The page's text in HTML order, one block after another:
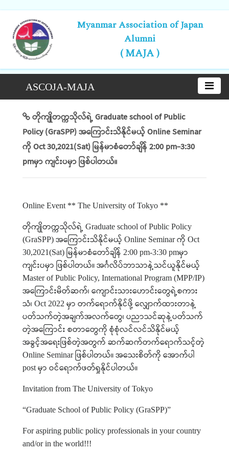
Myanmar Association of Japan
Alumni
( MAJA )
ASCOJA-MAJA
တိုကျိုတက္ကသိုလ်ရဲ့ Graduate school of Public
Policy (GraSPP) အကြောင်းသိနိုင်မယ့် Online Seminar
ကို Oct 30,2021(Sat) မြန်မာစံတော်ချိန် 2:00 pm-3:30
pmမှာ ကျင်းပမှာ ဖြစ်ပါတယ်။
Online Event ** The University of Tokyo **
တိုကျိုတက္ကသိုလ်ရဲ့ Graduate school of Public Policy
(GraSPP)အကြောင်းသိနိုင်မယ့် Online Seminarကို Oct
30,2021(Sat) မြန်မာစံတော်ချိန် 2:00 pm-3:30 pmမှာ
ကျင်းပမှာ ဖြစ်ပါတယ်။အင်္ဂလိပ်ဘာသာနဲ့သင်ယူနိုင်မယ့်
Master of Public Policy, International Program (MPP/IP)
အကြောင်းမိတ်ဆက်၊ ကျောင်းသားဟောင်းတွေရဲ့စကား
သံ၊ Oct 2022မှာ တက်ရောက်နိုင်ဖို့လျှောက်ထားတာနဲ့
ပတ်သက်တဲ့အချက်အလက်တွေ၊ ပညာသင်ဆုနဲ့ပတ်သက်
တဲ့အကြောင်း စတာတွေကို စုံစုံလင်လင်သိနိုင်မယ့်
အခွင့်အရေးဖြစ်တဲ့အတွက် ဆက်ဆက်တက်ရောက်သင့်တဲ့
Online Seminar ဖြစ်ပါတယ်။အသေးစိတ်ကို အောက်ပါ
postမှာ ဝင်ရောက်ဖတ်ရှုနိုင်ပါတယ်။
Invitation from The University of Tokyo
“Graduate School of Public Policy (GraSPP)”
For aspiring public policy professionals in your country
and/or in the world!!!